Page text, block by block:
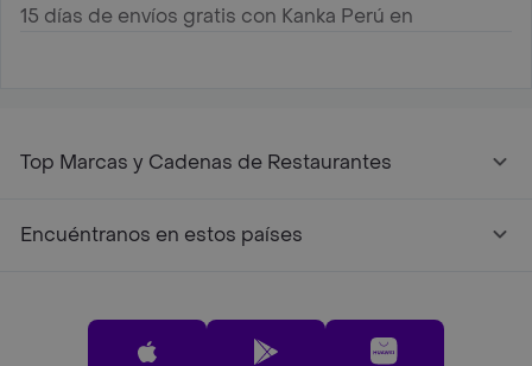
15 días de envíos gratis con Kanka Perú en
Top Marcas y Cadenas de Restaurantes
Encuéntranos en estos países